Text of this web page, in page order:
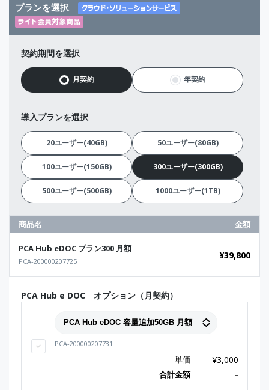
プランを選択
契約期間を選択
月契約 年契約
導入プランを選択
20ユーザー(40GB) 50ユーザー(80GB)
100ユーザー(150GB) 300ユーザー(300GB)
500ユーザー(500GB) 1000ユーザー(1TB)
商品名 金額
PCA Hub eDOC プラン300 月額
PCA-200000207725
¥39,800
PCA Hub e DOC オプション（月契約）
PCA-200000207731
単価 ¥3,000
合計金額 -